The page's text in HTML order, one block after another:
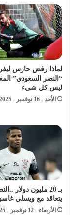
لماذا رفض حارس
“النصر السعودي”
ليس كل شيء
الأحد - 16 نوفمبر - 2025 / 8:54 مساءً
بـ 20 مليون دولار
يتعاقد مع ويسلي